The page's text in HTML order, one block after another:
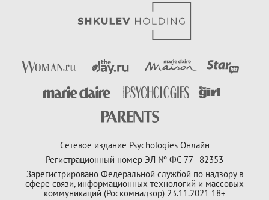
Сетевое издание Psychologies Онлайн
Регистрационный номер ЭЛ № ФС 77 - 82353
Зарегистрировано Федеральной службой по надзору в
сфере связи, информационных технологий и массовых
коммуникаций (Роскомнадзор) 23.11.2021 18+